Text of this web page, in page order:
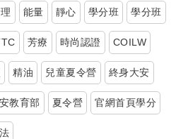
能量 靜心 學分班 學分班
芳療 時尚認證 COILW
精油 兒童夏令營 終身大安
教育部 夏令營 官網首頁學分